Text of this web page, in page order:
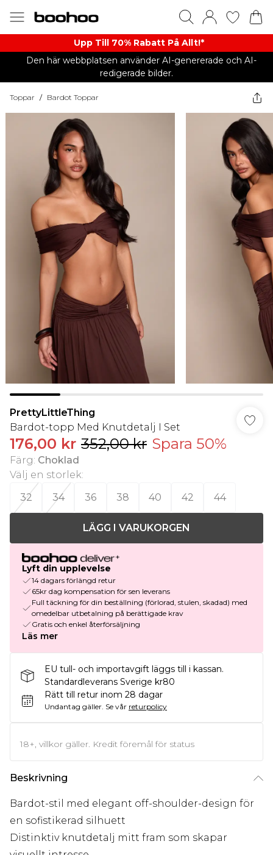
Upp Till 70% Rabatt På Allt!*
Den här webbplatsen använder AI-genererade och AI-
redigerade bilder.
Toppar / Bardot Toppar
PrettyLittleThing
Bardot-topp Med Knutdetalj I Set
176,00 kr 352,00 kr Spara 50%
Färg: Choklad
Välj en storlek:
32
34 36 38 40 42 44
LÄGG I VARUKORGEN
Lyft din upplevelse
14 dagars förlängd retur
65kr dag kompensation för sen leverans
Full täckning för din beställning (förlorad, stulen, skadad) med
omedelbar utbetalning på berättigade krav
Gratis och enkel återförsäljning
Läs mer
EU tull- och importavgift läggs till i kassan.
Standardleverans Sverige kr80
Rätt till retur inom 28 dagar
Undantag gäller. Se vår returpolicy
18+, villkor gäller. Kredit föremål för status
Beskrivning
Bardot-stil med elegant off-shoulder-design för
en sofistikerad silhuett
Distinktiv knutdetalj mitt fram som skapar